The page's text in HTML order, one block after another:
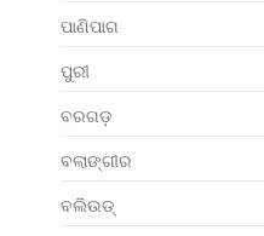
ପାଣିପାଗ
ପୁରୀ
ବରଗଡ଼
ବଲାଙ୍ଗୀର
ବଲିଉଡ୍